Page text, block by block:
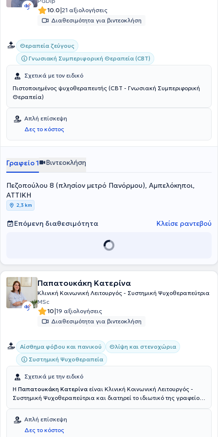
10.0|21 αξιολογήσεις
Διαθεσιμότητα για βιντεοκλήση
Θεραπεία ζεύγους
Γνωσιακή Συμπεριφορική Θεραπεία (CBT)
Σχετικά με τον ειδικό
Πιστοποιημένος ψυχοθεραπευτής (CBT - Γνωσιακή Συμπεριφορική
Θεραπεία)
Απλή επίσκεψη
Δες το κόστος
Γραφείο 1 Βιντεοκλήση
Πεζοπούλου 8 (πλησίον μετρό Πανόρμου), Αμπελόκηποι,
ΑΤΤΙΚΗ
2,3 km
Επόμενη διαθεσιμότητα Κλείσε ραντεβού
Παπατουκάκη Κατερίνα
Κλινική Κοινωνική Λειτουργός - Συστημική Ψυχοθεραπεύτρια
MSc
10|19 αξιολογήσεις
Διαθεσιμότητα για βιντεοκλήση
Αίσθημα φόβου και πανικού
Θλίψη και στενοχώρια
Συστημική Ψυχοθεραπεία
Σχετικά με την ειδικό
Η Παπατουκάκη Κατερίνα είναι Κλινική Κοινωνική Λειτουργός -
Συστημική Ψυχοθεραπεύτρια και διατηρεί το ιδιωτικό της γραφείο
του Ανώτατου Τεχνολογικού Εκπαιδευτικού Ιδρύματος Αθήνας.
Ολοκλήρωσε μεταπτυχιακές σπουδές στις Στρατηγικές Ανάπτυξης
Εφηβικής Υγείας στο τμήμα της Ιατρικής Σχολής του Εθνικού και
Απλή επίσκεψη
Δες το κόστος